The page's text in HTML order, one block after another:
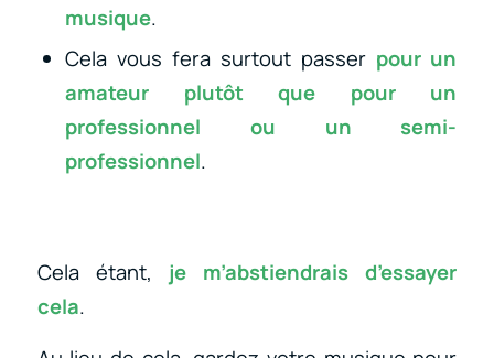
musique.
Cela vous fera surtout passer pour un
amateur plutôt que pour un
professionnel ou un semi-
professionnel.
Cela étant, je m’abstiendrais d’essayer
cela.